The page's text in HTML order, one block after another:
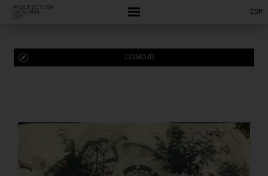
ESP
COMO IR